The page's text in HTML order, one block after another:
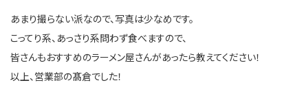
あまり撮らない派なので、写真は少なめです。
こってり系、あっさり系問わず食べますので、
皆さんもおすすめのラーメン屋さんがあったら教えてください！
以上、営業部の髙倉でした！